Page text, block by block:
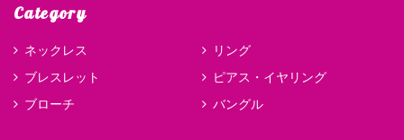
Category
ネックレス
リング
ブレスレット
ピアス・イヤリング
ブローチ
バングル